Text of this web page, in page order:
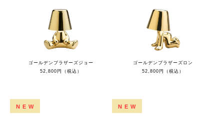
ゴールデンブラザーズジョー
52,800円（税込）
ゴールデンブラザーズロン
52,800円（税込）
NEW NEW